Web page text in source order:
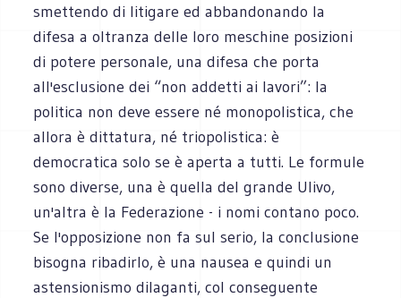
smettendo di litigare ed abbandonando la
difesa a oltranza delle loro meschine posizioni
di potere personale, una difesa che porta
all'esclusione dei “non addetti ai lavori”: la
politica non deve essere né monopolistica, che
allora è dittatura, né triopolistica: è
democratica solo se è aperta a tutti. Le formule
sono diverse, una è quella del grande Ulivo,
un'altra è la Federazione - i nomi contano poco.
Se l'opposizione non fa sul serio, la conclusione
bisogna ribadirlo, è una nausea e quindi un
astensionismo dilaganti, col conseguente